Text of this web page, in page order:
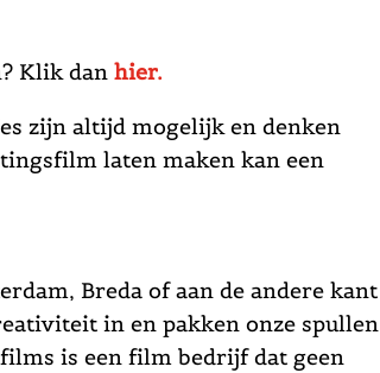
Klik danhier.
zijn altijd mogelijk en denken
laten maken kan een
Breda of aan de andere kant
in en pakken onze spullen
is een film bedrijf dat geen